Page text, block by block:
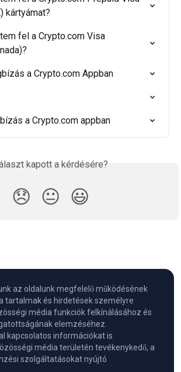
kártyámat?
fel a Crypto.com Visa
a Crypto.com Appban
a Crypto.com appban
kapott a kérdésére?
😞 😐 😃
az oldalunk megfelelő működésének
tartalmak és hirdetések személyre
média funkciók felkínálásához és
elemzéséhez.
kapcsolatos információkat is
média területén tevékenykedő, a
szolgáltatásokat nyújtó